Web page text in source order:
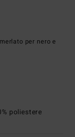
per nero e
poliestere